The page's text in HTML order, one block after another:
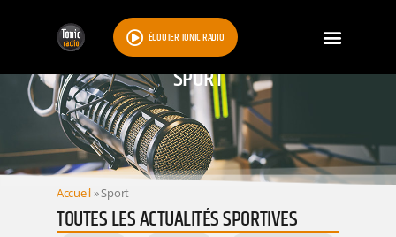
ÉCOUTER TONIC RADIO
SPORT
Accueil»Sport
TOUTES LES ACTUALITÉS SPORTIVES